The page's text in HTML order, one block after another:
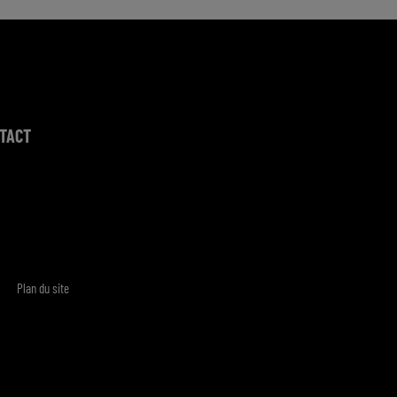
Plan du site